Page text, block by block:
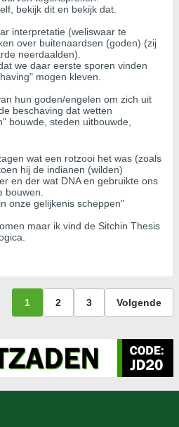
bekijk dit en bekijk dat.
interpretatie (weliswaar te
over buitenaardsen (goden) (zij
neerdaalden).
we daar eerste sporen vinden
mogen kleven.
hun goden/engelen om zich uit
beschaving dat wetten
bouwde, steden uitbouwde,
wat een rotzooi het was (zoals
hij de indianen (wilden)
en der wat DNA en gebruikte ons
bouwen.
onze gelijkenis scheppen"
maar ik vind de Sitchin Thesis
1 2 3 Volgende